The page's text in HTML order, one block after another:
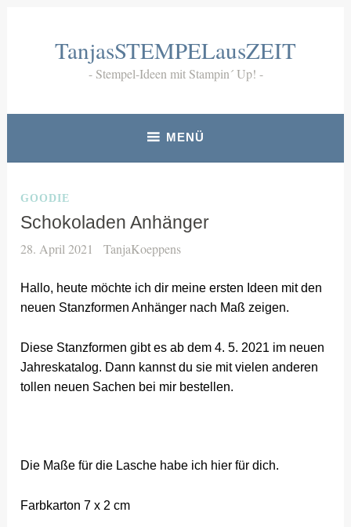
TanjasSTEMPELausZEIT
Stempel-Ideen mit Stampin´ Up!
MENÜ
GOODIE
Schokoladen Anhänger
28. April 2021 TanjaKoeppens
Hallo, heute möchte ich dir meine ersten Ideen mit den
neuen Stanzformen Anhänger nach Maß zeigen.
Diese Stanzformen gibt es ab dem 4. 5. 2021 im neuen
Jahreskatalog. Dann kannst du sie mit vielen anderen
tollen neuen Sachen bei mir bestellen.
Die Maße für die Lasche habe ich hier für dich.
Farbkarton 7 x 2 cm